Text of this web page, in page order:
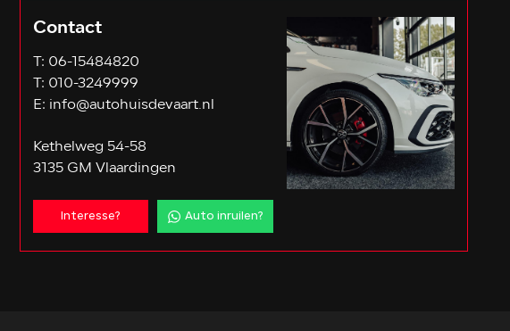
Contact
T: 06-15484820
T: 010-3249999
E: info@autohuisdevaart.nl
Kethelweg 54-58
3135 GM Vlaardingen
Interesse? Auto inruilen?